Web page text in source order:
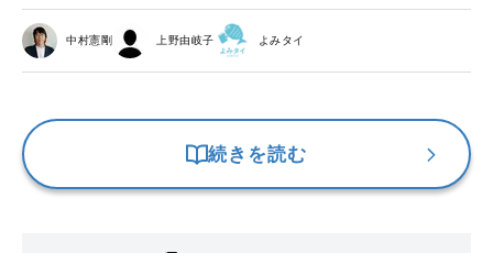
中村憲剛 上野由岐子 よみタイ
続きを読む